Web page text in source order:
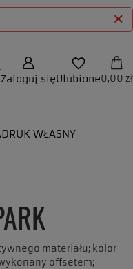
Zaloguj sięUlubione0,00 zł
WŁASNY
materiału; kolor
offsetem;